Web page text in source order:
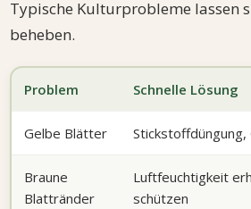
Typische Kulturprobleme lassen
beheben.
Problem Schnelle Lösung
Gelbe Blätter
Braune
Blattränder
Luftfeuchtigkeit
schützen